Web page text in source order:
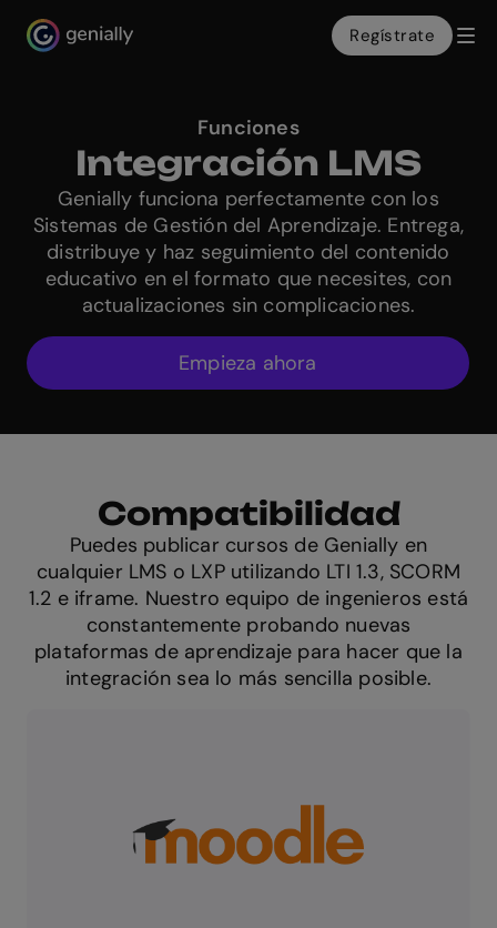
Genialy home page
Regístrate
Funciones
Integración LMS
Genially funciona perfectamente con los
Sistemas de Gestión del Aprendizaje. Entrega,
distribuye y haz seguimiento del contenido
educativo en el formato que necesites, con
actualizaciones sin complicaciones.
Empieza ahora
Compatibilidad
Puedes publicar cursos de Genially en
cualquier LMS o LXP utilizando LTI 1.3, SCORM
1.2 e iframe. Nuestro equipo de ingenieros está
constantemente probando nuevas
plataformas de aprendizaje para hacer que la
integración sea lo más sencilla posible.